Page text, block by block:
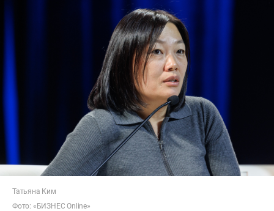
Татьяна Ким
Фото: «БИЗНЕС Online»